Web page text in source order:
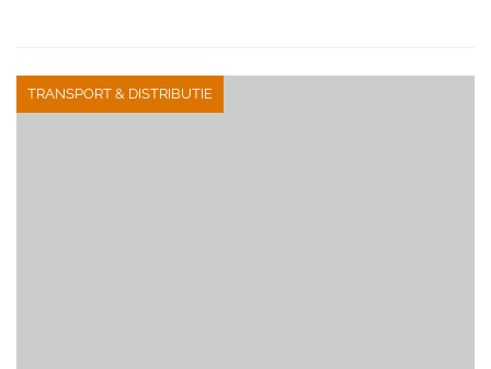
TRANSPORT & DISTRIBUTIE